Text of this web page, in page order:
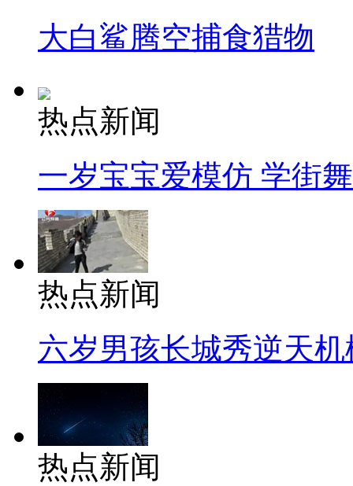
大白鲨腾空捕食猎物
热点新闻
一岁宝宝爱模仿 学街
热点新闻
六岁男孩长城秀逆天机
热点新闻